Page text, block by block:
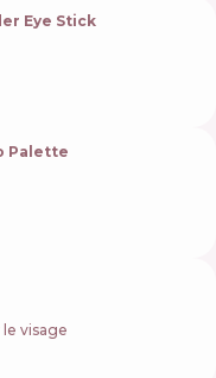
Eye Stick
Palette
visage